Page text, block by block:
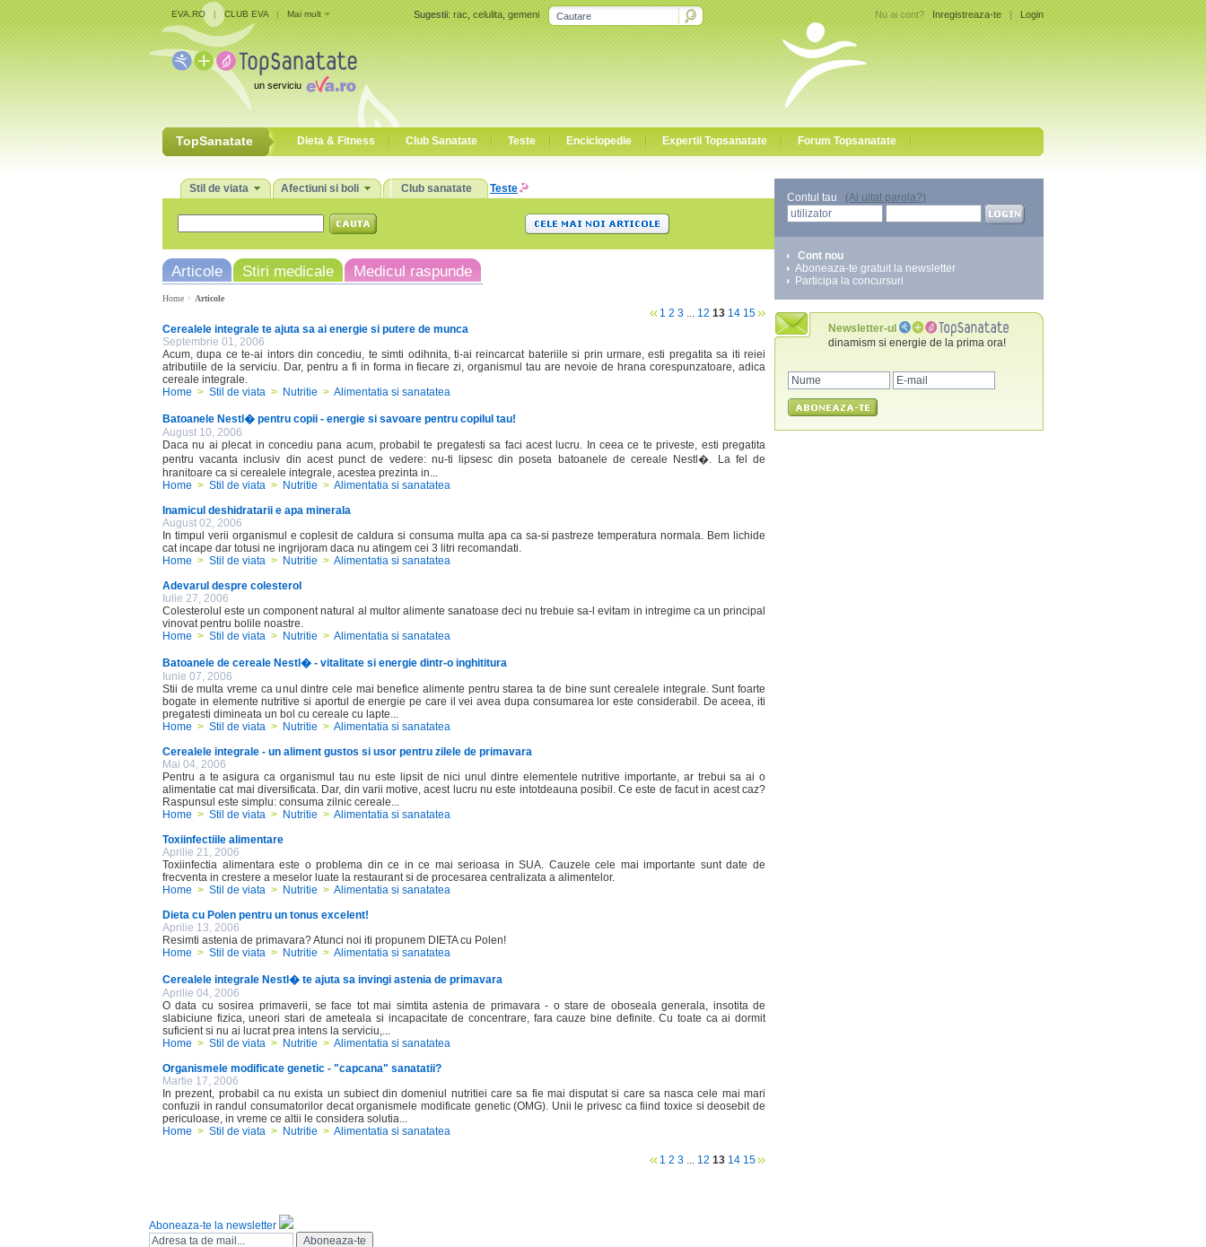
Sugestii: rac,celulita,gemeni
EVA.RO | CLUB EVA | Mai mult Nu ai cont? Inregistreaza-te | Login
un serviciu
TopSanatate Dieta & Fitness Club Sanatate Teste Enciclopedie Expertii Topsanatate Forum Topsanatate
Stil de viata Afectiuni si boli Club sanatate Teste
Articole Stiri medicale Medicul raspunde
Home > Articole
1 2 3 ... 12 13 14 15
Cerealele integrale te ajuta sa ai energie si putere de munca
Septembrie 01, 2006
Acum, dupa ce te-ai intors din concediu, te simti odihnita, ti-ai reincarcat bateriile si prin urmare, esti pregatita sa iti reiei
atributiile de la serviciu. Dar, pentru a fi in forma in fiecare zi, organismul tau are nevoie de hrana corespunzatoare, adica
cereale integrale.
Home > Stil de viata > Nutritie > Alimentatia si sanatatea
Batoanele Nestl� pentru copii - energie si savoare pentru copilul tau!
August 10, 2006
Daca nu ai plecat in concediu pana acum, probabil te pregatesti sa faci acest lucru. In ceea ce te priveste, esti pregatita
pentru vacanta inclusiv din acest punct de vedere: nu-ti lipsesc din poseta batoanele de cereale Nestl�. La fel de
hranitoare ca si cerealele integrale, acestea prezinta in...
Home > Stil de viata > Nutritie > Alimentatia si sanatatea
Inamicul deshidratarii e apa minerala
August 02, 2006
In timpul verii organismul e coplesit de caldura si consuma multa apa ca sa-si pastreze temperatura normala. Bem lichide
cat incape dar totusi ne ingrijoram daca nu atingem cei 3 litri recomandati.
Home > Stil de viata > Nutritie > Alimentatia si sanatatea
Adevarul despre colesterol
Iulie 27, 2006
Colesterolul este un component natural al multor alimente sanatoase deci nu trebuie sa-l evitam in intregime ca un principal
vinovat pentru bolile noastre.
Home > Stil de viata > Nutritie > Alimentatia si sanatatea
Batoanele de cereale Nestl� - vitalitate si energie dintr-o inghititura
Iunie 07, 2006
Stii de multa vreme ca unul dintre cele mai benefice alimente pentru starea ta de bine sunt cerealele integrale. Sunt foarte
bogate in elemente nutritive si aportul de energie pe care il vei avea dupa consumarea lor este considerabil. De aceea, iti
pregatesti dimineata un bol cu cereale cu lapte...
Home > Stil de viata > Nutritie > Alimentatia si sanatatea
Cerealele integrale - un aliment gustos si usor pentru zilele de primavara
Mai 04, 2006
Pentru a te asigura ca organismul tau nu este lipsit de nici unul dintre elementele nutritive importante, ar trebui sa ai o
alimentatie cat mai diversificata. Dar, din varii motive, acest lucru nu este intotdeauna posibil. Ce este de facut in acest caz?
Raspunsul este simplu: consuma zilnic cereale...
Home > Stil de viata > Nutritie > Alimentatia si sanatatea
Toxiinfectiile alimentare
Aprilie 21, 2006
Toxiinfectia alimentara este o problema din ce in ce mai serioasa in SUA. Cauzele cele mai importante sunt date de
frecventa in crestere a meselor luate la restaurant si de procesarea centralizata a alimentelor.
Home > Stil de viata > Nutritie > Alimentatia si sanatatea
Dieta cu Polen pentru un tonus excelent!
Aprilie 13, 2006
Resimti astenia de primavara? Atunci noi iti propunem DIETA cu Polen!
Home > Stil de viata > Nutritie > Alimentatia si sanatatea
Cerealele integrale Nestl� te ajuta sa invingi astenia de primavara
Aprilie 04, 2006
O data cu sosirea primaverii, se face tot mai simtita astenia de primavara - o stare de oboseala generala, insotita de
slabiciune fizica, uneori stari de ameteala si incapacitate de concentrare, fara cauze bine definite. Cu toate ca ai dormit
suficient si nu ai lucrat prea intens la serviciu,...
Home > Stil de viata > Nutritie > Alimentatia si sanatatea
Organismele modificate genetic - "capcana" sanatatii?
Martie 17, 2006
In prezent, probabil ca nu exista un subiect din domeniul nutritiei care sa fie mai disputat si care sa nasca cele mai mari
confuzii in randul consumatorilor decat organismele modificate genetic (OMG). Unii le privesc ca fiind toxice si deosebit de
periculoase, in vreme ce altii le considera solutia...
Home > Stil de viata > Nutritie > Alimentatia si sanatatea
1 2 3 ... 12 13 14 15
Contul tau (Ai uitat parola?)
Cont nou
Aboneaza-te gratuit la newsletter
Participa la concursuri
Newsletter-ul
dinamism si energie de la prima ora!
Aboneaza-te la newsletter